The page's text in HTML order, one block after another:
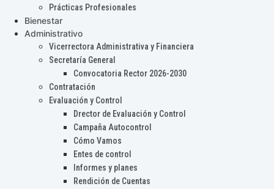
Prácticas Profesionales
Bienestar
Administrativo
Vicerrectora Administrativa y Financiera
Secretaría General
Convocatoria Rector 2026-2030
Contratación
Evaluación y Control
Drector de Evaluación y Control
Campaña Autocontrol
Cómo Vamos
Entes de control
Informes y planes
Rendición de Cuentas